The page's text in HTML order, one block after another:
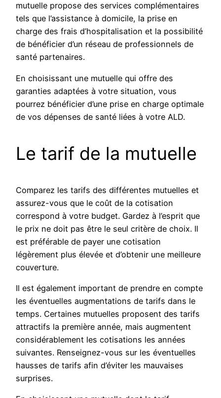
mutuelle propose des services complémentaires
tels que l’assistance à domicile, la prise en
charge des frais d’hospitalisation et la possibilité
de bénéficier d’un réseau de professionnels de
santé partenaires.
En choisissant une mutuelle qui offre des
garanties adaptées à votre situation, vous
pourrez bénéficier d’une prise en charge optimale
de vos dépenses de santé liées à votre ALD.
Le tarif de la mutuelle
Comparez les tarifs des différentes mutuelles et
assurez-vous que le coût de la cotisation
correspond à votre budget. Gardez à l’esprit que
le prix ne doit pas être le seul critère de choix. Il
est préférable de payer une cotisation
légèrement plus élevée et d’obtenir une meilleure
couverture.
Il est également important de prendre en compte
les éventuelles augmentations de tarifs dans le
temps. Certaines mutuelles proposent des tarifs
attractifs la première année, mais augmentent
considérablement les cotisations les années
suivantes. Renseignez-vous sur les éventuelles
hausses de tarifs afin d’éviter les mauvaises
surprises.